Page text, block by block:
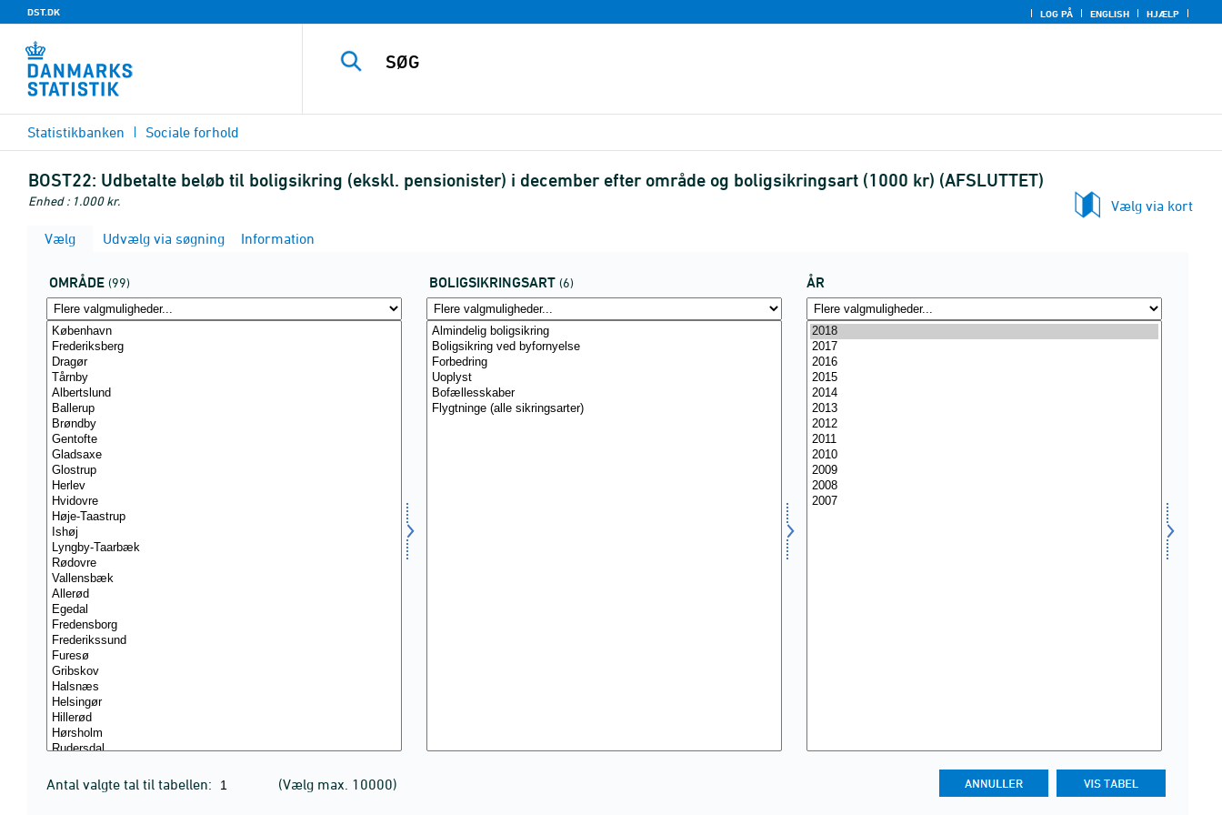
DST.DK LOG PÅ ENGLISH HJÆLP
Statistikbanken Sociale forhold
BOST22: Udbetalte beløb til boligsikring (ekskl. pensionister) i december efter område og boligsikringsart (1000 kr) (AFSLUTTET)
Enhed : 1.000 kr.
Vælg via kort
Vælg
Udvælg via søgning Information
OMRÅDE (99) BOLIGSIKRINGSART (6) ÅR
Antal valgte tal til tabellen: (Vælg max. 10000)